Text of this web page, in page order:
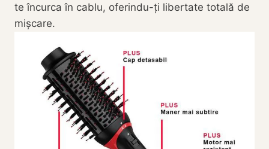
te încurca în cablu, oferindu-ți libertate totală de
mișcare.